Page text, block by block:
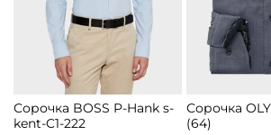
Сорочка BOSS P-Hank s-
kent-C1-222
Сорочка
(64)